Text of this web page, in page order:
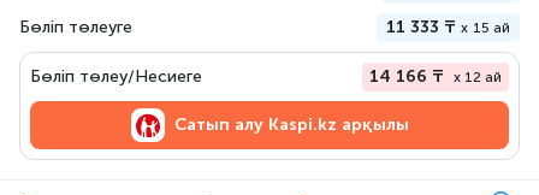
Бөліп төлеуге 11 333 ₸ x 15 ай
Бөліп төлеу/Несиеге 14 166 ₸ x 12 ай
Сатып алуKaspi.kz арқылы